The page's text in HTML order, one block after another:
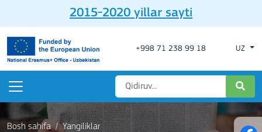
2015-2020 yillar sayti
+998 71 238 99 18 UZ
Bosh sahifa Yangiliklar